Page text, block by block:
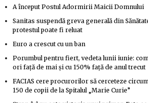
A început Postul Adormirii Maicii Domnului
Sanitas suspendă greva generală din
protestul poate fi reluat
Euro a crescut cu un ban
Porumbul pentru fiert, vedeta lunii iunie:
ori față de mai și cu 150% față de anul trecut
FACIAS cere procurorilor să cerceteze
150 de copii de la Spitalul „Marie Curie”